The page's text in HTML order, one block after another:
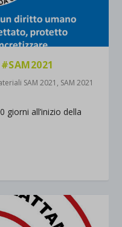
SAM 2021 , SAM 2021
giorni all’inizio della